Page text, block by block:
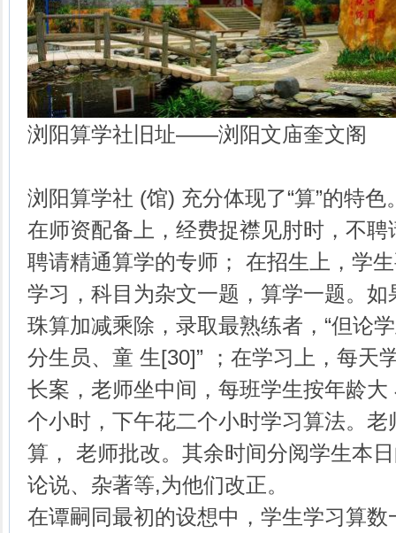
浏阳算学社旧址——浏阳文庙奎文阁
浏阳算学社 (馆) 充分体现了“算”的特色
在师资配备上，经费捉襟见肘时，不
聘请精通算学的专师； 在招生上，学
学习，科目为杂文一题，算学一题。
珠算加减乘除，录取最熟练者，“但论
分生员、童 生[30]” ；在学习上，每天
长案，老师坐中间，每班学生按年龄
个小时，下午花二个小时学习算法。
算， 老师批改。其余时间分阅学生本
论说、杂著等,为他们改正。
在谭嗣同最初的设想中，学生学习算数